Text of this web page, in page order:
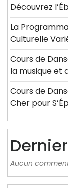
Découvrez
La
Culturelle
Cours de
la musique et
Cours de
Cher pour
Aucun